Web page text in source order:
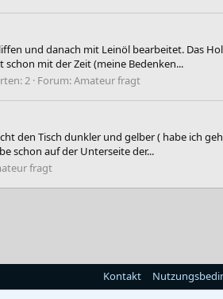
und danach mit Leinöl bearbeitet. Das
mit der Zeit (meine Bedenken...
2 Forum:Amateur fragt
den Tisch dunkler und gelber ( habe ich
schon auf der Unterseite der...
fragt
Kontakt